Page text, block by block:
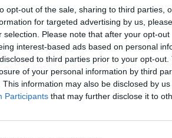
opt-out of the sale, sharing to third parties,
for targeted advertising by us,
selection. Please note that after your opt-
interest-based ads based on personal
to third parties prior to your opt-
of your personal information by third
This information may also be disclosed by
Participants that may further disclose it to
las partidas salvo en el
másen estos nueve meses de
mejora de las cifras en los
de Lyon pierde 187 millones hasta